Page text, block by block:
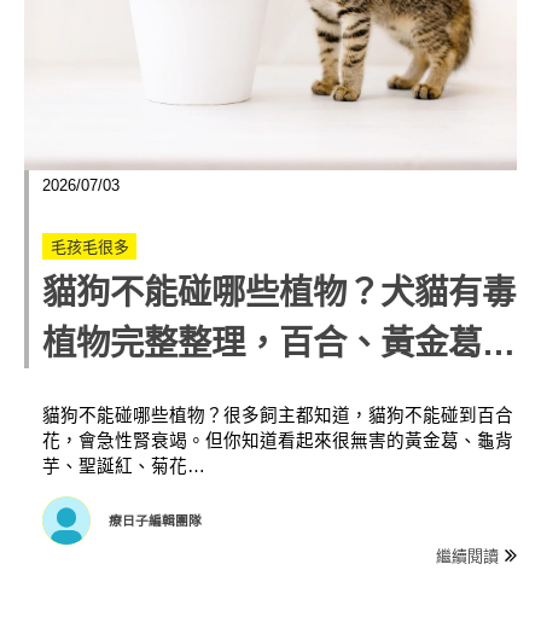
2026/07/03
毛孩毛很多
貓狗不能碰哪些植物？犬貓有毒
植物完整整理，百合、黃金葛、
貓狗不能碰哪些植物？很多飼主都知道，貓狗不能碰到百合
花，會急性腎衰竭。但你知道看起來很無害的黃金葛、龜背
芋、聖誕紅、菊花…
療日子編輯團隊
繼續閱讀